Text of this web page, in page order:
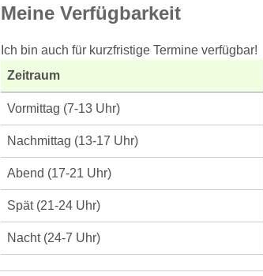
Meine Verfügbarkeit
Ich bin auch für kurzfristige Termine verfügbar!
Zeitraum
Vormittag (7-13 Uhr)
Nachmittag (13-17 Uhr)
Abend (17-21 Uhr)
Spät (21-24 Uhr)
Nacht (24-7 Uhr)